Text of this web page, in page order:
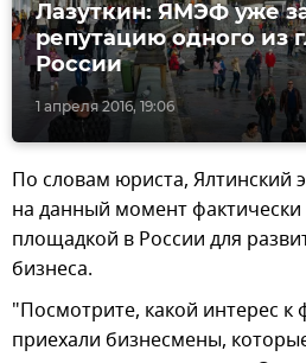
1 апреля 2016, 19:06
Лазуткин: ЯМЭФ уже
репутацию одного из
России
По словам юриста, Ялтинский
на данный момент фактически
площадкой в России для
бизнеса.
"Посмотрите, какой интерес к
приехали бизнесмены,